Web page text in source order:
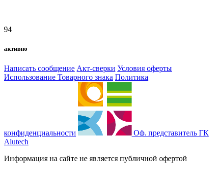
94
активно
Написать сообщение Акт-сверки Условия оферты
Использование Товарного знака Политика
конфиденциальности
Оф. представитель ГК
Alutech
Информация на сайте не является публичной офертой